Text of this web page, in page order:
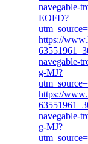
navegable-
EOFD?
https://
navegable-
g-MJ?
https://
navegable-
g-MJ?